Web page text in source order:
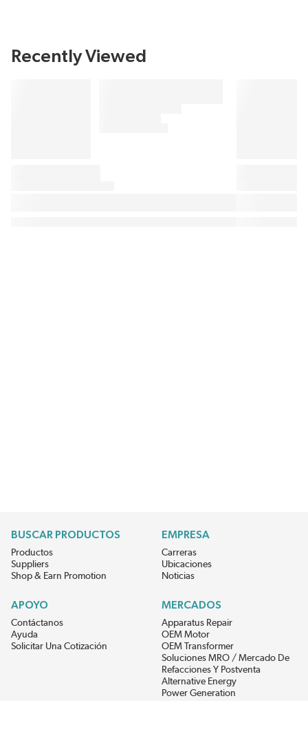
Recently Viewed
BUSCAR PRODUCTOS
Productos
Suppliers
Shop & Earn Promotion
EMPRESA
Carreras
Ubicaciones
Noticias
APOYO
Contáctanos
Ayuda
Solicitar Una Cotización
MERCADOS
Apparatus Repair
OEM Motor
OEM Transformer
Soluciones MRO / Mercado De
Refacciones Y Postventa
Alternative Energy
Power Generation